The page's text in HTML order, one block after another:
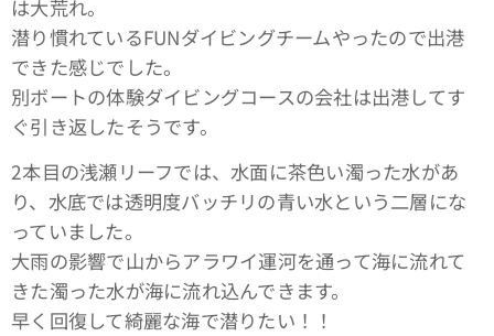
は大荒れ。
潜り慣れているFUNダイビングチームやったので出港
できた感じでした。
別ボートの体験ダイビングコースの会社は出港してす
ぐ引き返したそうです。
2本目の浅瀬リーフでは、水面に茶色い濁った水があ
り、水底では透明度バッチリの青い水という二層にな
っていました。
大雨の影響で山からアラワイ運河を通って海に流れて
きた濁った水が海に流れ込んできます。
早く回復して綺麗な海で潜りたい！！